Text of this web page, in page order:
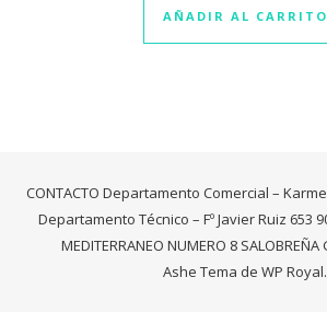
AÑADIR AL CARRITO
CONTACTO Departamento Comercial –
Departamento Técnico – Fº Javier Ruiz 653
MEDITERRANEO NUMERO 8
Ashe Tema de WP Royal.